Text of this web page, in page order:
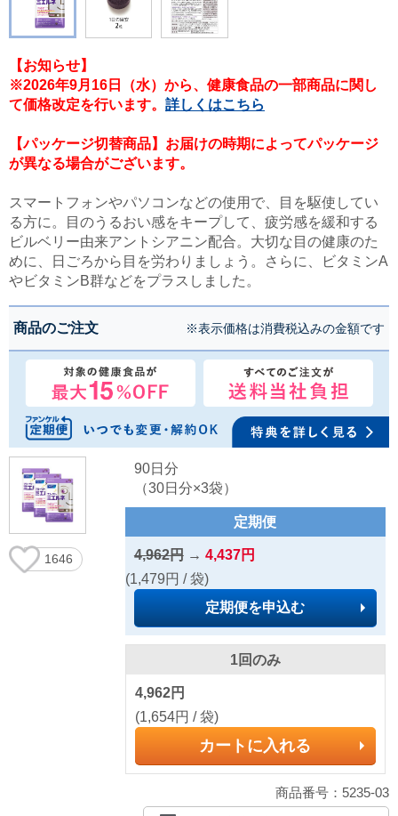
【お知らせ】
※2026年9月16日（水）から、健康食品の一部商品に関し
て価格改定を行います。 詳しくはこちら
【パッケージ切替商品】お届けの時期によってパッケージ
が異なる場合がございます。
スマートフォンやパソコンなどの使用で、目を駆使してい
る方に。目のうるおい感をキープして、疲労感を緩和する
ビルベリー由来アントシアニン配合。大切な目の健康のた
めに、日ごろから目を労わりましょう。さらに、ビタミンA
やビタミンB群などをプラスしました。
商品のご注文 ※表示価格は消費税込みの金額です
1646
90日分
（30日分×3袋）
定期便
4,962円→ 4,437円
(1,479円 / 袋)
定期便を申込む
1回のみ
4,962円
(1,654円 / 袋)
カートに入れる
商品番号：5235-03